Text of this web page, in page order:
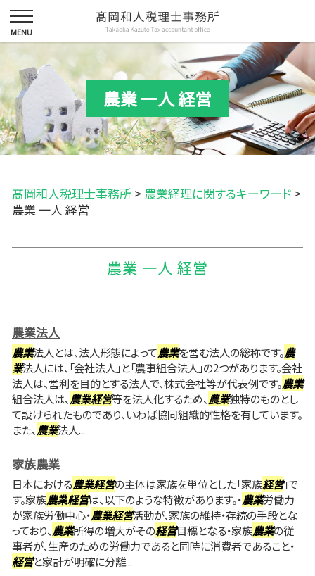
農業 一人 経営
髙岡和人税理士事務所 > 農業経理に関するキーワード >
農業 一人 経営
農業 一人 経営
農業法人
農業法人とは、法人形態によって農業を営む法人の総称です。農
業法人には、「会社法人」と「農事組合法人」の2つがあります。会社
法人は、営利を目的とする法人で、株式会社等が代表例です。農業
組合法人は、農業経営等を法人化するため、農業独特のものとし
て設けられたものであり、いわば協同組織的性格を有しています。
また、農業法人...
家族農業
日本における農業経営の主体は家族を単位とした「家族経営」で
す。家族農業経営は、以下のような特徴があります。・農業労働力
が家族労働中心・農業経営活動が、家族の維持・存続の手段とな
っており、農業所得の増大がその経営目標となる・家族農業の従
事者が、生産のための労働力であると同時に消費者であること・
経営と家計が明確に分離...